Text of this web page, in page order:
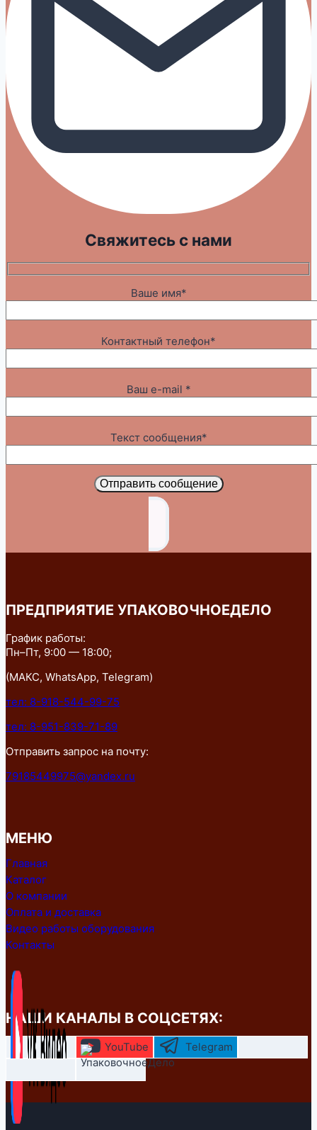
Свяжитесь с нами
Ваше имя*
Контактный телефон*
Ваш e-mail *
Текст сообщения*
Отправить сообщение
ПРЕДПРИЯТИЕ УПАКОВОЧНОЕДЕЛО
График работы:
Пн–Пт, 9:00 — 18:00;
(МАКС, WhatsApp, Telegram)
тел: 8-918-544-99-75
тел: 8-951-839-71-89
Отправить запрос на почту:
79185449975@yandex.ru
МЕНЮ
Главная
Каталог
О компании
Оплата и доставка
Видео работы оборудования
Контакты
НАШИ КАНАЛЫ В СОЦСЕТЯХ:
YouTube Telegram